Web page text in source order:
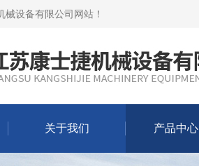
械设备有限公司网站 ！
关于我们 产品中心